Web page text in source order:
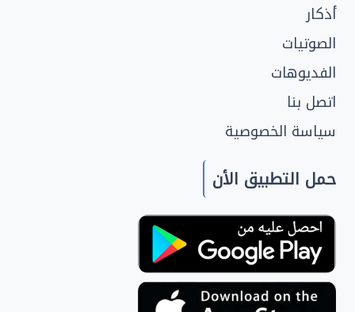
أذكار
الصوتيات
الفديوهات
اتصل بنا
سياسة الخصوصية
حمل التطبيق الأن